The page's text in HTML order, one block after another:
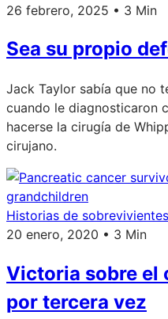
26 febrero, 2025 • 3 Min
Sea su propio
Jack Taylor sabía que no
cuando le diagnosticaron
hacerse la cirugía de
cirujano.
Historias de sobrevivientes
20 enero, 2020 • 3 Min
Victoria sobre el
por tercera vez